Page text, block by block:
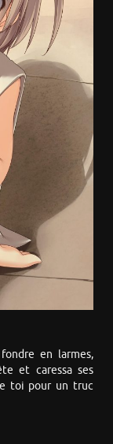
en larmes,
et caressa ses
toi pour un truc